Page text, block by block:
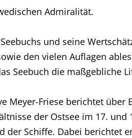
Admiralität.
und seine
den vielen Auflagen
Seebuch die maßgebliche
Meyer-Friese berichtet
der Ostsee im 17.
der Schiffe. Dabei berichtet